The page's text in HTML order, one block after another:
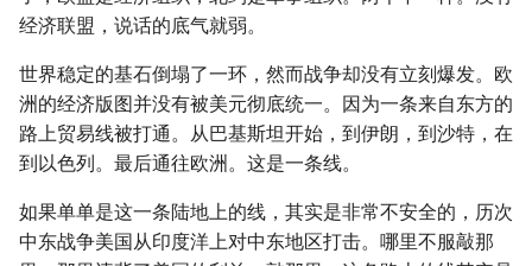
经济联盟，说话的底气就弱。
世界稳定的基石倒塌了一环，然而战争却没有立刻爆发。欧
洲的经济版图并没有被美元彻底统一。因为一条来自东方的
路上贸易线被打通。从巴基斯坦开始，到伊朗，到沙特，在
到以色列。最后通往欧洲。这是一条线。
如果单单是这一条陆地上的线，其实是非常不安全的，历次
中东战争美国从印度洋上对中东地区打击。哪里不服敲那